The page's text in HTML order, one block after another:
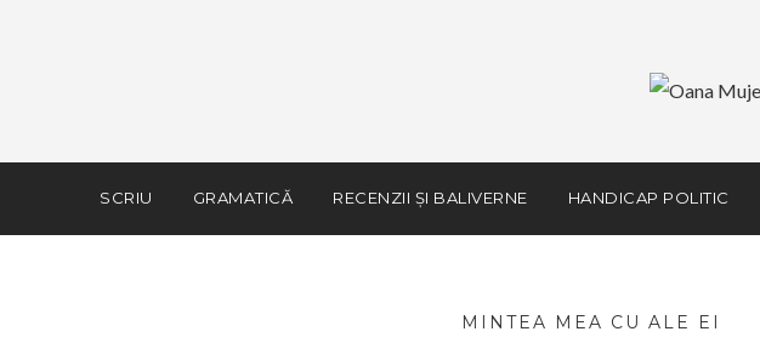
SCRIU GRAMATICĂ RECENZII ȘI BALIVERNE HANDICAP POLITIC
MINTEA MEA CU ALE EI